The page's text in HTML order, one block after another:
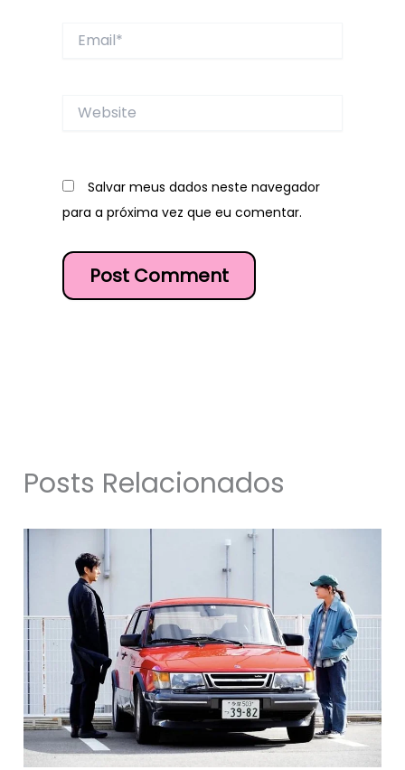
Website
Salvar meus dados neste navegador
para a próxima vez que eu comentar.
Posts Relacionados